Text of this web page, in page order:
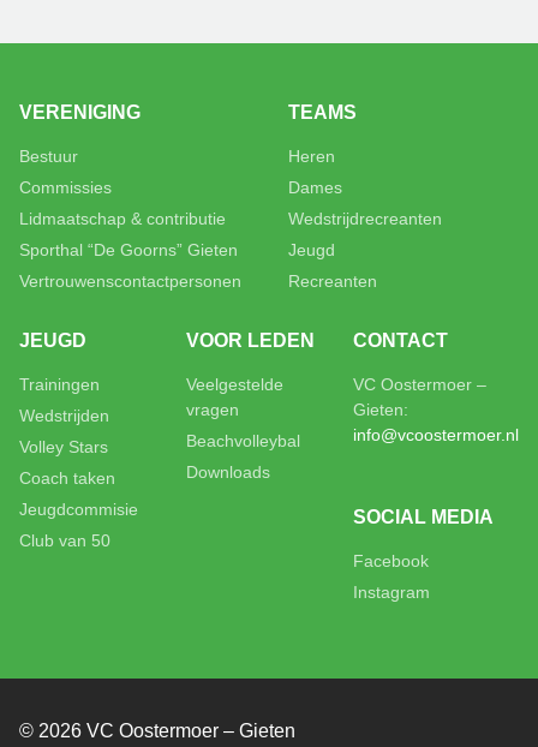
VERENIGING
Bestuur
Commissies
Lidmaatschap & contributie
Sporthal “De Goorns” Gieten
Vertrouwenscontactpersonen
TEAMS
Heren
Dames
Wedstrijdrecreanten
Jeugd
Recreanten
JEUGD
Trainingen
Wedstrijden
Volley Stars
Coach taken
Jeugdcommisie
Club van 50
VOOR LEDEN
Veelgestelde
vragen
Beachvolleybal
Downloads
CONTACT
VC Oostermoer –
Gieten:
info@vcoostermoer.nl
SOCIAL MEDIA
Facebook
Instagram
© 2026 VC Oostermoer – Gieten